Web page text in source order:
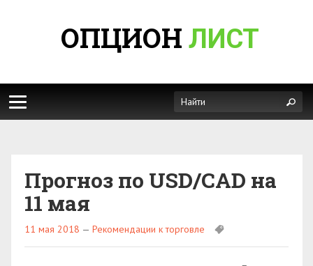
ОПЦИОН ЛИСТ
Прогноз по USD/CAD на
11 мая
11 мая 2018 — Рекомендации к торговле